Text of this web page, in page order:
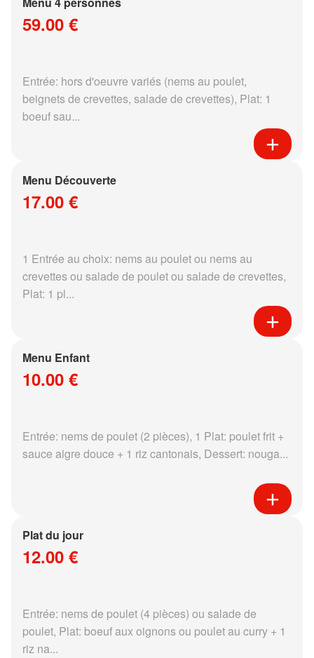
59.00 €
Entrée: hors d'oeuvre variés (nems au poulet,
beignets de crevettes, salade de crevettes), Plat: 1
boeuf sau...
Menu Découverte
17.00 €
1 Entrée au choix: nems au poulet ou nems au
crevettes ou salade de poulet ou salade de crevettes,
Plat: 1 pl...
Menu Enfant
10.00 €
Entrée: nems de poulet (2 pièces), 1 Plat: poulet frit +
sauce aigre douce + 1 riz cantonais, Dessert: nouga...
Plat du jour
12.00 €
Entrée: nems de poulet (4 pièces) ou salade de
poulet, Plat: boeuf aux oignons ou poulet au curry + 1
riz na...